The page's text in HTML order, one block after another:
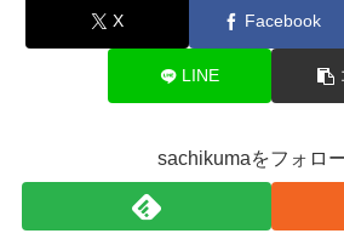
X Facebook
LINE
sachikumaをフォロ